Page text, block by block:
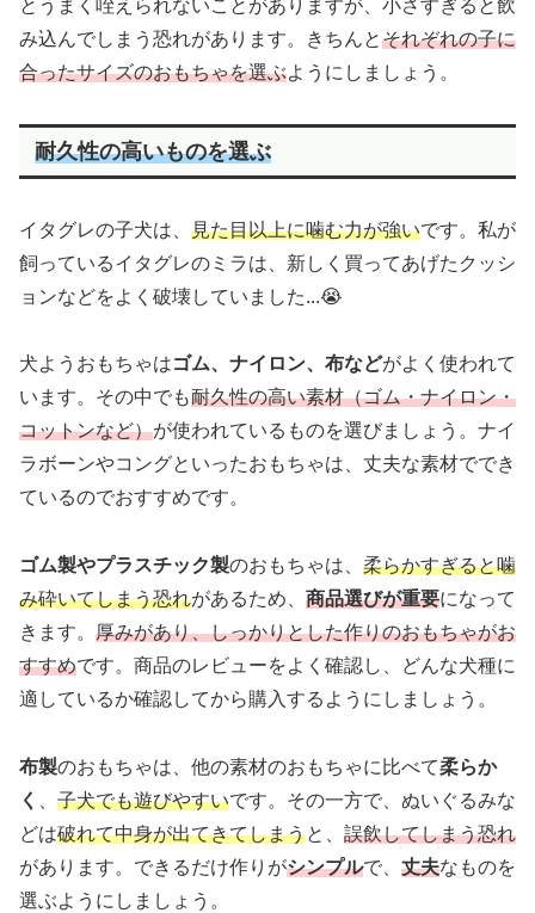
とうまく咥えられないことがありますが、小さすぎると飲
み込んでしまう恐れがあります。きちんとそれぞれの子に
合ったサイズのおもちゃを選ぶようにしましょう。
耐久性の高いものを選ぶ
イタグレの子犬は、 見た目以上に噛む力が強いです。私が
飼っているイタグレのミラは、新しく買ってあげたクッシ
ョンなどをよく破壊していました...😭
犬ようおもちゃはゴム、ナイロン、布などがよく使われて
います。その中でも耐久性の高い素材（ゴム・ナイロン・
コットンなど）が使われているものを選びましょう。ナイ
ラボーンやコングといったおもちゃは、丈夫な素材ででき
ているのでおすすめです。
ゴム製やプラスチック製のおもちゃは、 柔らかすぎると噛
み砕いてしまう恐れがあるため、 商品選びが重要になって
きます。 厚みがあり、しっかりとした作りのおもちゃがお
すすめです。商品のレビューをよく確認し、どんな犬種に
適しているか確認してから購入するようにしましょう。
布製のおもちゃは、他の素材のおもちゃに比べて柔らか
く
子犬でも遊びやすいです。その一方で、ぬいぐるみな
どは破れて中身が出てきてしまうと、 誤飲してしまう恐れ
があります。できるだけ作りがシンプルで、 丈夫なものを
選ぶようにしましょう。